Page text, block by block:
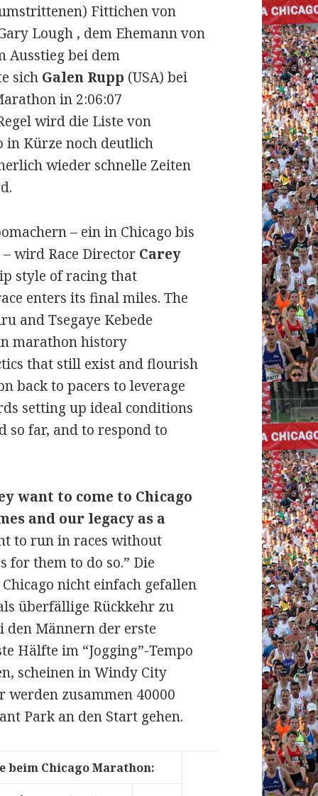
Fittichen von
Lough , dem Ehemann von
Ausstieg bei dem
sich Galen Rupp (USA) bei
in 2:06:07
wird die Liste von
in Kürze noch deutlich
wieder schnelle Zeiten
– ein in Chicago bis
wird Race Director Carey
style of racing that
enters its final miles. The
and Tsegaye Kebede 
marathon history
that still exist and flourish
back to pacers to leverage
setting up ideal conditions
so far, and to respond to
want to come to Chicago
and our legacy as a
to run in races without
them to do so.” Die
nicht einfach gefallen
überfällige Rückkehr zu
den Männern der erste
Hälfte im “Jogging”-Tempo
scheinen in Windy City
werden zusammen 40000
Park an den Start gehen.
beim Chicago Marathon: